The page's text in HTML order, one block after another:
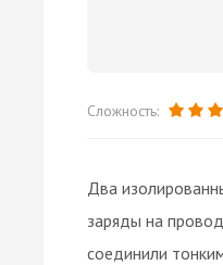
Сложность:
Два
заряды на
соединили